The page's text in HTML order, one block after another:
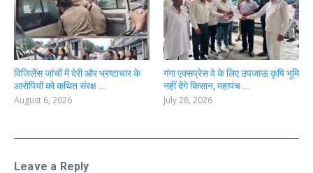
विजिलेंस जांचों में देरी और भ्रष्टाचार के
आरोपियों को कथित संरक्ष ...
August 6, 2026
गंगा एक्सप्रेस वे के लिए उपजाऊ कृषि भूमि
नहीं देंगे किसान, महापंच ...
July 28, 2026
Leave a Reply